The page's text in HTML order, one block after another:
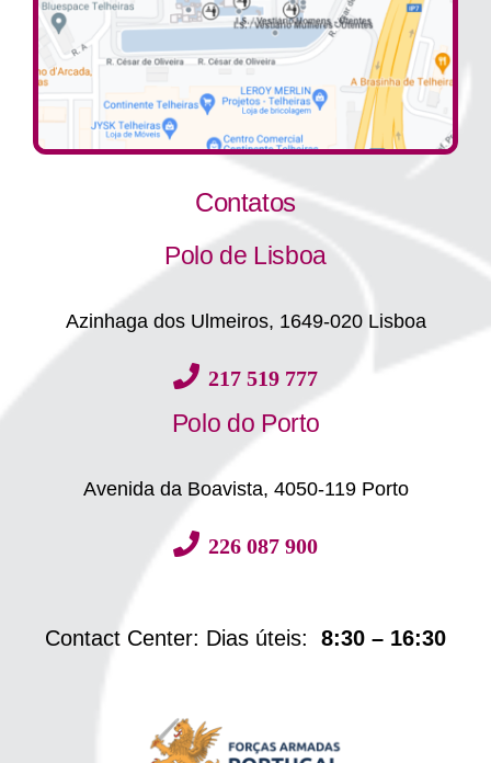
Contatos
Polo de Lisboa
Azinhaga dos Ulmeiros, 1649-020 Lisboa
217 519 777
Polo do Porto
Avenida da Boavista, 4050-119 Porto
226 087 900
Contact Center: Dias úteis: 8:30 – 16:30